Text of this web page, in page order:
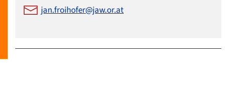
jan.froihofer@jaw.or.at